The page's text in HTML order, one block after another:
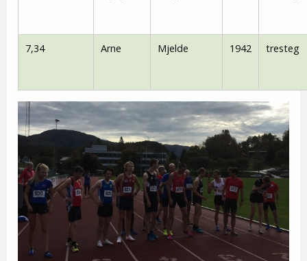
7,34 Arne Mjelde 1942 tresteg